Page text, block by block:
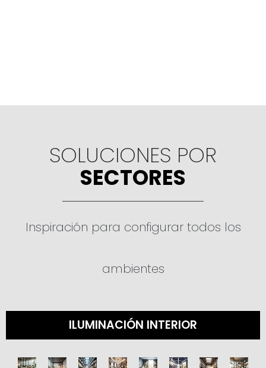
SOLUCIONES POR
SECTORES
Inspiración para configurar todos los
ambientes
ILUMINACIÓN INTERIOR